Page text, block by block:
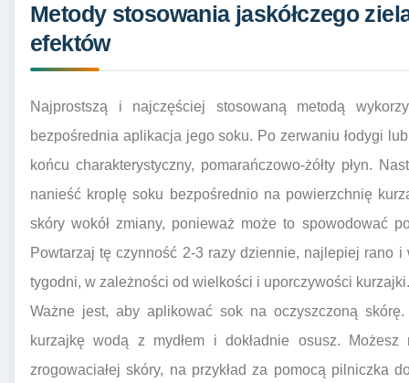
Metody stosowania jaskółczego
efektów
Najprostszą i najczęściej stosowaną metodą
bezpośrednia aplikacja jego soku. Po zerwaniu łodygi
końcu charakterystyczny, pomarańczowo-żółty płyn.
nanieść kroplę soku bezpośrednio na powierzchnię
skóry wokół zmiany, ponieważ może to spowodować
Powtarzaj tę czynność 2-3 razy dziennie, najlepiej rano
tygodni, w zależności od wielkości i uporczywości kurzajki.
Ważne jest, aby aplikować sok na oczyszczoną skórę.
kurzajkę wodą z mydłem i dokładnie osusz.
zrogowaciałej skóry, na przykład za pomocą pilniczka